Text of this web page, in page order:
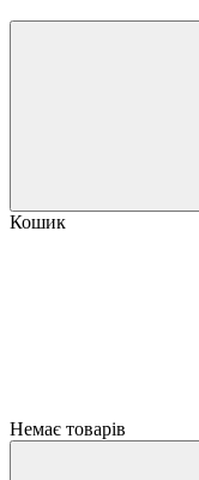
Кошик
Немає товарів